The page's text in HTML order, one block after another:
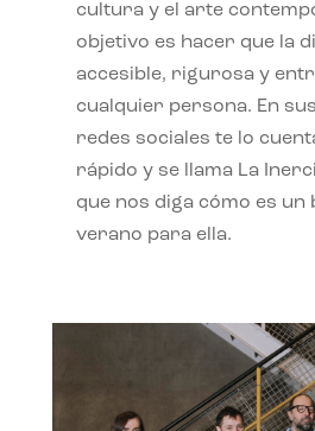
cultura y el arte
objetivo es hacer que la
accesible, rigurosa y
cualquier persona. En
redes sociales te lo
rápido y se llama La
que nos diga cómo es un
verano para ella.